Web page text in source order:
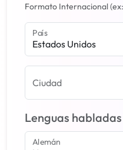
Formato Internacional
Estados Unidos
País
Ciudad
Lenguas habladas
Alemán